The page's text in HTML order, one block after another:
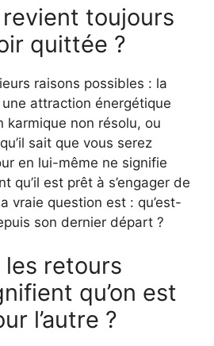
toujours
quittée ?
raisons possibles : la
attraction énergétique
karmique non résolu, ou
sait que vous serez
en lui-même ne signifie
qu’il est prêt à s’engager de
vraie question est : qu’est-
son dernier départ ?
retours
qu’on est
l’autre ?